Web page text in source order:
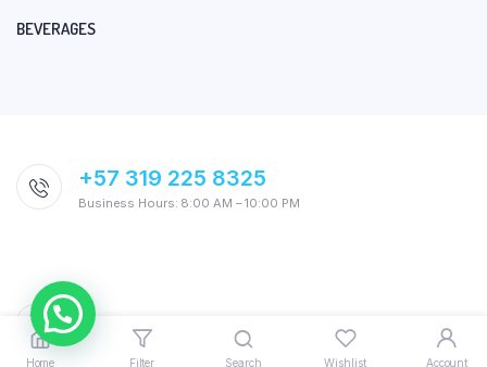
Home Filter Search Wishlist Account
BEVERAGES
+57 319 225 8325
Business Hours: 8:00 AM – 10:00 PM